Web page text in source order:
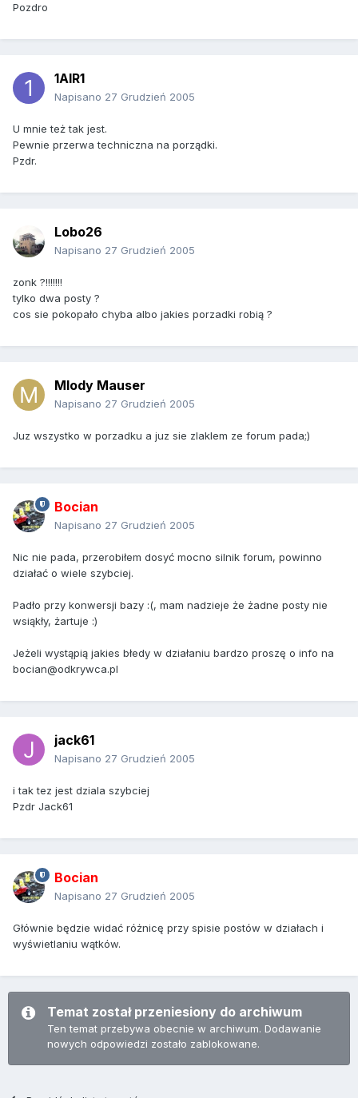
Pozdro
1AIR1
Napisano 27 Grudzień 2005
U mnie też tak jest.
Pewnie przerwa techniczna na porządki.
Pzdr.
Lobo26
Napisano 27 Grudzień 2005
zonk ?!!!!!!!
tylko dwa posty ?
cos sie pokopało chyba albo jakies porzadki robią ?
Mlody Mauser
Napisano 27 Grudzień 2005
Juz wszystko w porzadku a juz sie zlaklem ze forum pada;)
Bocian
Napisano 27 Grudzień 2005
Nic nie pada, przerobiłem dosyć mocno silnik forum, powinno
działać o wiele szybciej.
Padło przy konwersji bazy :(, mam nadzieje że żadne posty nie
wsiąkły, żartuje :)
Jeżeli wystąpią jakies błedy w działaniu bardzo proszę o info na
bocian@odkrywca.pl
jack61
Napisano 27 Grudzień 2005
i tak tez jest dziala szybciej
Pzdr Jack61
Bocian
Napisano 27 Grudzień 2005
Głównie będzie widać różnicę przy spisie postów w działach i
wyświetlaniu wątków.
Temat został przeniesiony do archiwum
Ten temat przebywa obecnie w archiwum. Dodawanie
nowych odpowiedzi zostało zablokowane.